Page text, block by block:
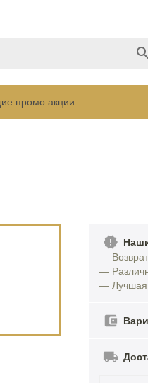

промо акции
—
—
— Лучшая